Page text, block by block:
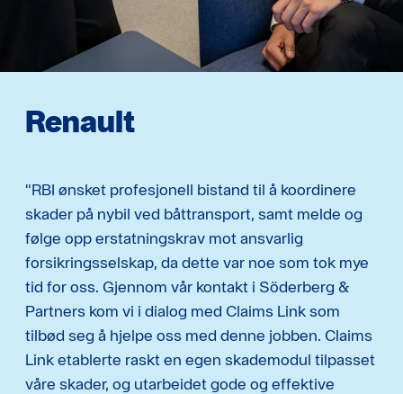
Renault
"RBI ønsket profesjonell bistand til å koordinere
skader på nybil ved båttransport, samt melde og
følge opp erstatningskrav mot ansvarlig
forsikringsselskap, da dette var noe som tok mye
tid for oss. Gjennom vår kontakt i Söderberg &
Partners kom vi i dialog med Claims Link som
tilbød seg å hjelpe oss med denne jobben. Claims
Link etablerte raskt en egen skademodul tilpasset
våre skader, og utarbeidet gode og effektive